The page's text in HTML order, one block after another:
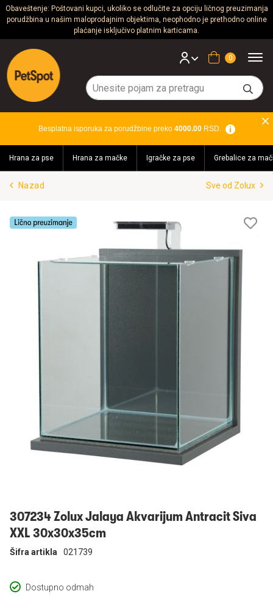
Obaveštenje: Poštovani kupci, ukoliko se odlučite za opciju ličnog preuzimanja
porudžbina u našim maloprodajnim objektima, neophodno je prethodno online
plaćanje isključivo platnim karticama.
Psi
Mačke
Glodari
Akvaristika
Teraristika
Brendovi
Blog
Akcija!
Korpa
Besplatna isporuka za porudžbine preko 4000.00RSD.
Hrana za pse Hrana za mačke Igračke za pse Grebalice za
Nazad Sve od Zolux
307234 Zolux Jalaya Akvarijum Antracit Siva
XXL 30x30x35cm
Dostupno odmah
Šifra artikla 021739